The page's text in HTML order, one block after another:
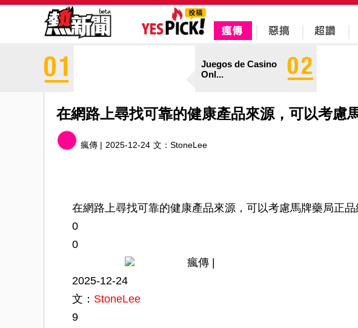
Juegos de Casino
Onl...
在網路上尋找可靠的健康產品來源，可以考慮
瘋傳 | 2025-12-24 文： StoneLee
在網路上尋找可靠的健康產品來源，可以考慮馬牌藥局正品
0
0
瘋傳 |
2025-12-24
文： StoneLee
9